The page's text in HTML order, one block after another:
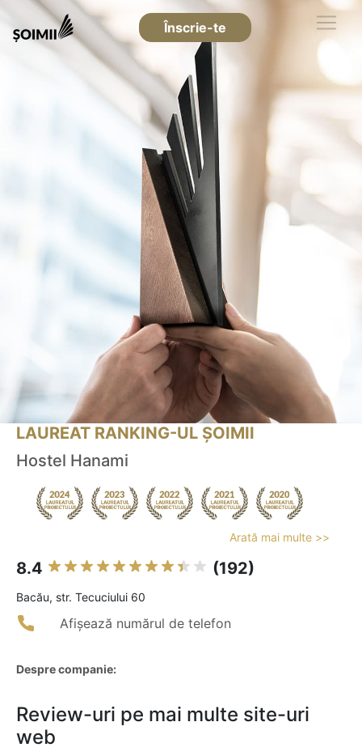
Înscrie-te
LAUREAT RANKING-UL ȘOIMII
Hostel Hanami
Arată mai multe >>
8.4 (192)
Bacău, str. Tecuciului 60
Afișează numărul de telefon
Despre companie:
Review-uri pe mai multe site-uri
web